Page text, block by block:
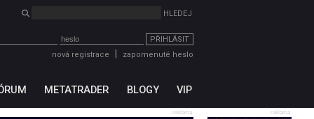
PŘIHLÁSIT
nová registrace
zapomenuté heslo
METATRADER BLOGY VIP
reklama
reklama